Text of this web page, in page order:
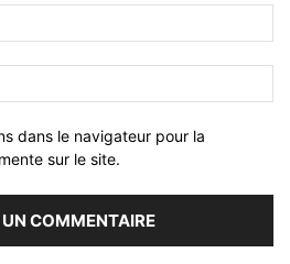
dans le navigateur pour la
sur le site.